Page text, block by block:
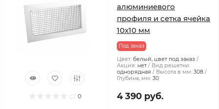
0
алюминиевого
профиля и сетка ячейка
10x10 мм
Под заказ
Цвет: белый, цвет под заказ
Акция: нет
Вид решетки:
однорядная
Высота в мм: 308
Глубина, мм: 30
4 390 руб.